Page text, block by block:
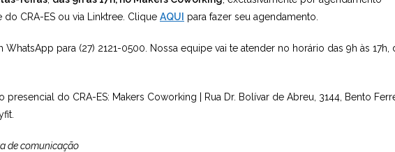
CRA-ES ou via Linktree. Clique AQUI para fazer seu agendamento.
para (27) 2121-0500. Nossa equipe vai te atender no horário das 9h às 17h,
do CRA-ES: Makers Coworking | Rua Dr. Bolívar de Abreu, 3144, Bento
de comunicação